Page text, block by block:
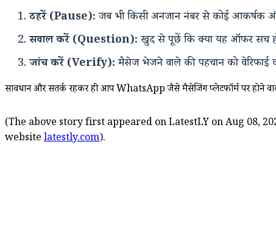
ठहरें (Pause):जब भी किसी अनजान नंबर से कोई आकर्षक
सवाल करें (Question):खुद से पूछें कि क्या यह ऑफर सच
जांच करें (Verify):मैसेज भेजने वाले की पहचान को वेरिफाई
सावधान और सतर्क रहकर ही आप WhatsApp जैसे मैसेजिंग प्लेटफॉर्म पर होने
(The above story first appeared on LatestLY on Aug 08,
website latestly.com).